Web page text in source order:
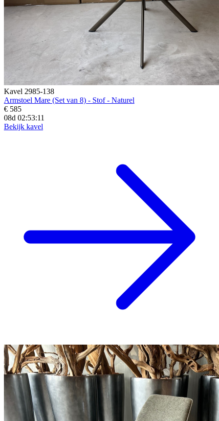
Kavel 2985-138
Armstoel Mare (Set van 8) - Stof - Naturel
€ 585
08d 02:53:09
Bekijk kavel